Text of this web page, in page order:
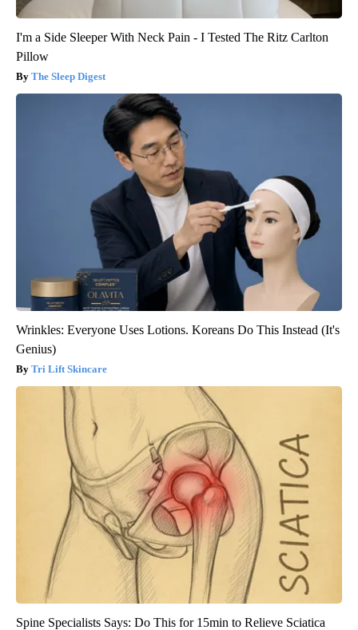
I'm a Side Sleeper With Neck Pain - I Tested The Ritz Carlton
Pillow
The Sleep Digest
Wrinkles: Everyone Uses Lotions. Koreans Do This Instead (It's
Genius)
Tri Lift Skincare
Spine Specialists Says: Do This for 15min to Relieve Sciatica